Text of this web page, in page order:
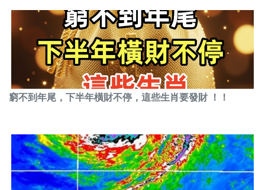
窮不到年尾，下半年橫財不停，這些生肖要發財 ！！